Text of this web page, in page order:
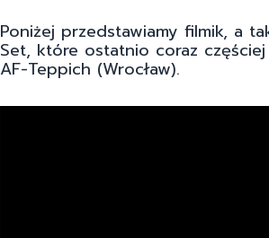
Poniżej przedstawiamy filmik, a
Set, które ostatnio coraz
AF-Teppich (Wrocław).